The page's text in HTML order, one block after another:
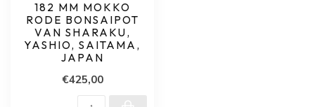
182 MM MOKKO
RODE BONSAIPOT
VAN SHARAKU,
YASHIO, SAITAMA,
JAPAN
€425,00